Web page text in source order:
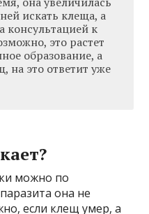
искать клеща, а
консультацией к
это растет
образование, а
на это ответит уже
можно по
она не
если клещ умер, а